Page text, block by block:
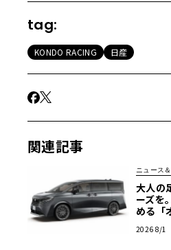
国際競技場である日産スタジア
の連絡路を結ぶ一周1.592kmの
から9名の編成で襷を繋ぎ走行距
こと近藤真彦さん率いる
であるエムケーカンパニーが主
tag:
KONDO RACING 日産
関連記事
ニュース
大人の
ーズを
める「
2026 8/1